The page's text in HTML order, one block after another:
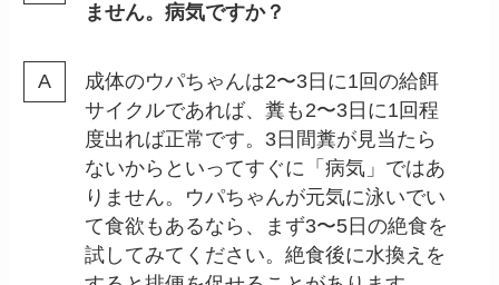
ません。病気ですか？
成体のウパちゃんは2〜3日に1回の給餌
サイクルであれば、糞も2〜3日に1回程
度出れば正常です。3日間糞が見当たら
ないからといってすぐに「病気」ではあ
りません。ウパちゃんが元気に泳いでい
て食欲もあるなら、まず3〜5日の絶食を
試してみてください。絶食後に水換えを